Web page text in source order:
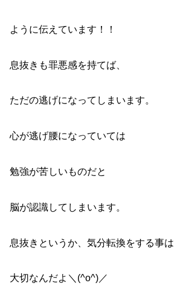
ように伝えています！！
息抜きも罪悪感を持てば、
ただの逃げになってしまいます。
心が逃げ腰になっていては
勉強が苦しいものだと
脳が認識してしまいます。
息抜きというか、気分転換をする事は
大切なんだよ＼(^o^)／